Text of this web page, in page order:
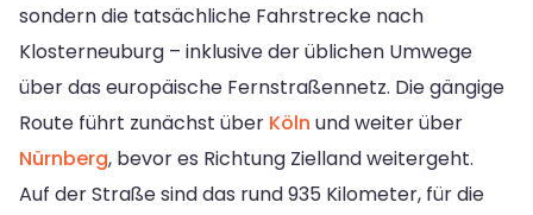
sondern die tatsächliche Fahrstrecke nach
Klosterneuburg – inklusive der üblichen Umwege
über das europäische Fernstraßennetz. Die gängige
Route führt zunächst über Köln und weiter über
Nürnberg, bevor es Richtung Zielland weitergeht.
Auf der Straße sind das rund 935 Kilometer, für die